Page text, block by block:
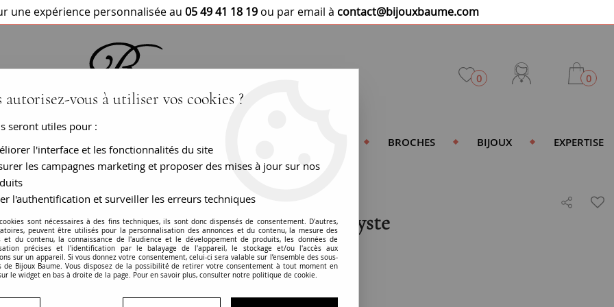
une expérience personnalisée au 05 49 41 18 19 ou par email à contact@bijouxbaume.com
0 0
BROCHES BIJOUX EXPERTISE
ourson améthyste
Pendentif ourson améthyste
RÉF. : 25-200
Pendentif neuf
autorisez-vous à utiliser vos cookies ?
seront utiles pour :
l'interface et les fonctionnalités du site
les campagnes marketing et proposer des mises à jour sur nos
l'authentification et surveiller les erreurs techniques
sont nécessaires à des fins techniques, ils sont donc dispensés de consentement. D'autres,
peuvent être utilisés pour la personnalisation des annonces et du contenu, la mesure des
et du contenu, la connaissance de l'audience et le développement de produits, les données de
précises et l'identification par le balayage de l'appareil, le stockage et/ou l'accès aux
sur un appareil. Si vous donnez votre consentement, celui-ci sera valable sur l’ensemble des sous-
de Bijoux Baume. Vous disposez de la possibilité de retirer votre consentement à tout moment en
le widget en bas à droite de la page. Pour en savoir plus, consulter notre politique de cookie.